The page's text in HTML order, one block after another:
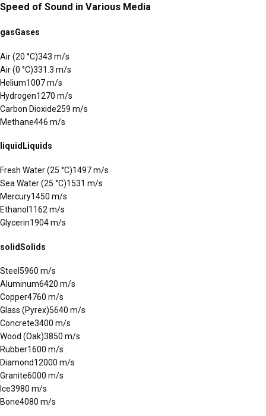
Speed of Sound in Various Media
gasGases
Air (20 °C)343 m/s
Air (0 °C)331.3 m/s
Helium1007m/s
Hydrogen1270 m/s
Carbon Dioxide259 m/s
Methane446 m/s
liquid Liquids
Fresh Water (25 °C)1497m/s
Sea Water (25 °C)1531 m/s
Mercury1450 m/s
Ethanol 1162 m/s
Glycerin1904m/s
solidSolids
Steel 5960 m/s
Aluminum6420 m/s
Copper4760 m/s
Glass (Pyrex)5640 m/s
Concrete3400 m/s
Wood (Oak)3850 m/s
Rubber1600 m/s
Diamond12000 m/s
Granite6000 m/s
Ice3980 m/s
Bone4080 m/s